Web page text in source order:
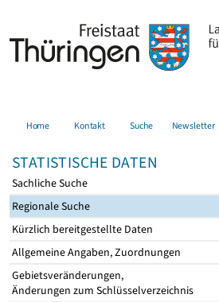
Home Kontakt Suche Newsletter
STATISTISCHE DATEN
Sachliche Suche
Regionale Suche
Kürzlich bereitgestellte Daten
Allgemeine Angaben, Zuordnungen
Gebietsveränderungen,
Änderungen zum Schlüsselverzeichnis